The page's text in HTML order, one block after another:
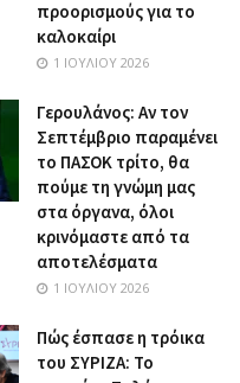
προορισμούς για το
καλοκαίρι
1 ΙΟΥΛΊΟΥ 2026
Γερουλάνος: Αν τον
Σεπτέμβριο παραμένει
το ΠΑΣΟΚ τρίτο, θα
πούμε τη γνώμη μας
στα όργανα, όλοι
κρινόμαστε από τα
αποτελέσματα
1 ΙΟΥΛΊΟΥ 2026
Πώς έσπασε η τρόικα
του ΣΥΡΙΖΑ: Το